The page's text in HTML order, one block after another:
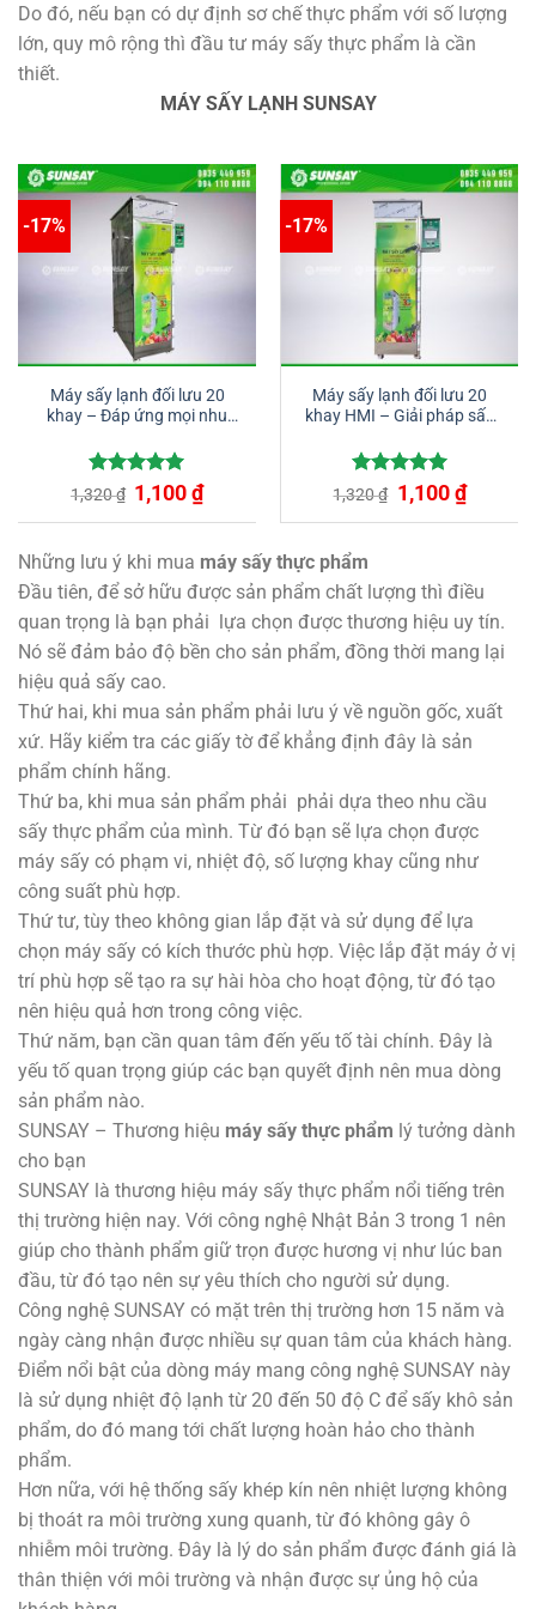
Do đó, nếu bạn có dự định sơ chế thực phẩm với số lượng
lớn, quy mô rộng thì đầu tư máy sấy thực phẩm là cần
thiết.
MÁY SẤY LẠNH SUNSAY
-17%
Máy sấy lạnh đối lưu 20
khay – Đáp ứng mọi nhu
Được xếp
hạng
5.00
5 sao
1,320₫ Giá
gốc
là:
1,100₫Giá
hiện
tại
1,100 ₫.
-17%
Máy sấy lạnh đối lưu 20
khay HMI – Giải pháp sấy
Được xếp
hạng
5.00
5 sao
1,320₫ Giá
gốc
là:
1,100₫Giá
hiện
tại
Những lưu ý khi mua máy sấy thực phẩm
Đầu tiên, để sở hữu được sản phẩm chất lượng thì điều
quan trọng là bạn phải lựa chọn được thương hiệu uy tín.
Nó sẽ đảm bảo độ bền cho sản phẩm, đồng thời mang lại
hiệu quả sấy cao.
Thứ hai, khi mua sản phẩm phải lưu ý về nguồn gốc, xuất
xứ. Hãy kiểm tra các giấy tờ để khẳng định đây là sản
phẩm chính hãng.
Thứ ba, khi mua sản phẩm phải phải dựa theo nhu cầu
sấy thực phẩm của mình. Từ đó bạn sẽ lựa chọn được
máy sấy có phạm vi, nhiệt độ, số lượng khay cũng như
công suất phù hợp.
Thứ tư, tùy theo không gian lắp đặt và sử dụng để lựa
chọn máy sấy có kích thước phù hợp. Việc lắp đặt máy ở vị
trí phù hợp sẽ tạo ra sự hài hòa cho hoạt động, từ đó tạo
nên hiệu quả hơn trong công việc.
Thứ năm, bạn cần quan tâm đến yếu tố tài chính. Đây là
yếu tố quan trọng giúp các bạn quyết định nên mua dòng
sản phẩm nào.
SUNSAY – Thương hiệu máy sấy thực phẩm lý tưởng dành
cho bạn
SUNSAY là thương hiệu máy sấy thực phẩm nổi tiếng trên
thị trường hiện nay. Với công nghệ Nhật Bản 3 trong 1 nên
giúp cho thành phẩm giữ trọn được hương vị như lúc ban
đầu, từ đó tạo nên sự yêu thích cho người sử dụng.
Công nghệ SUNSAY có mặt trên thị trường hơn 15 năm và
ngày càng nhận được nhiều sự quan tâm của khách hàng.
Điểm nổi bật của dòng máy mang công nghệ SUNSAY này
là sử dụng nhiệt độ lạnh từ 20 đến 50 độ C để sấy khô sản
phẩm, do đó mang tới chất lượng hoàn hảo cho thành
phẩm.
Hơn nữa, với hệ thống sấy khép kín nên nhiệt lượng không
bị thoát ra môi trường xung quanh, từ đó không gây ô
nhiễm môi trường. Đây là lý do sản phẩm được đánh giá là
thân thiện với môi trường và nhận được sự ủng hộ của